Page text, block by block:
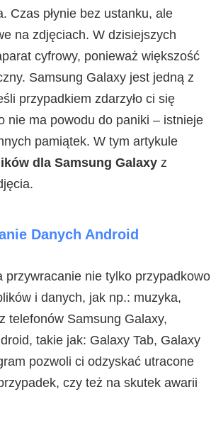
Czas płynie bez ustanku, ale
na zdjęciach. W dzisiejszych
cyfrowy, ponieważ większość
Samsung Galaxy jest jedną z
przypadkiem zdarzyło ci się
nie ma powodu do paniki – istnieje
pamiątek. W tym artykule
dla Samsung Galaxy z
Danych Android
nie tylko przypadkowo
i danych, jak np.: muzyka,
telefonów Samsung Galaxy,
takie jak: Galaxy Tab, Galaxy
pozwoli ci odzyskać utracone
czy też na skutek awarii